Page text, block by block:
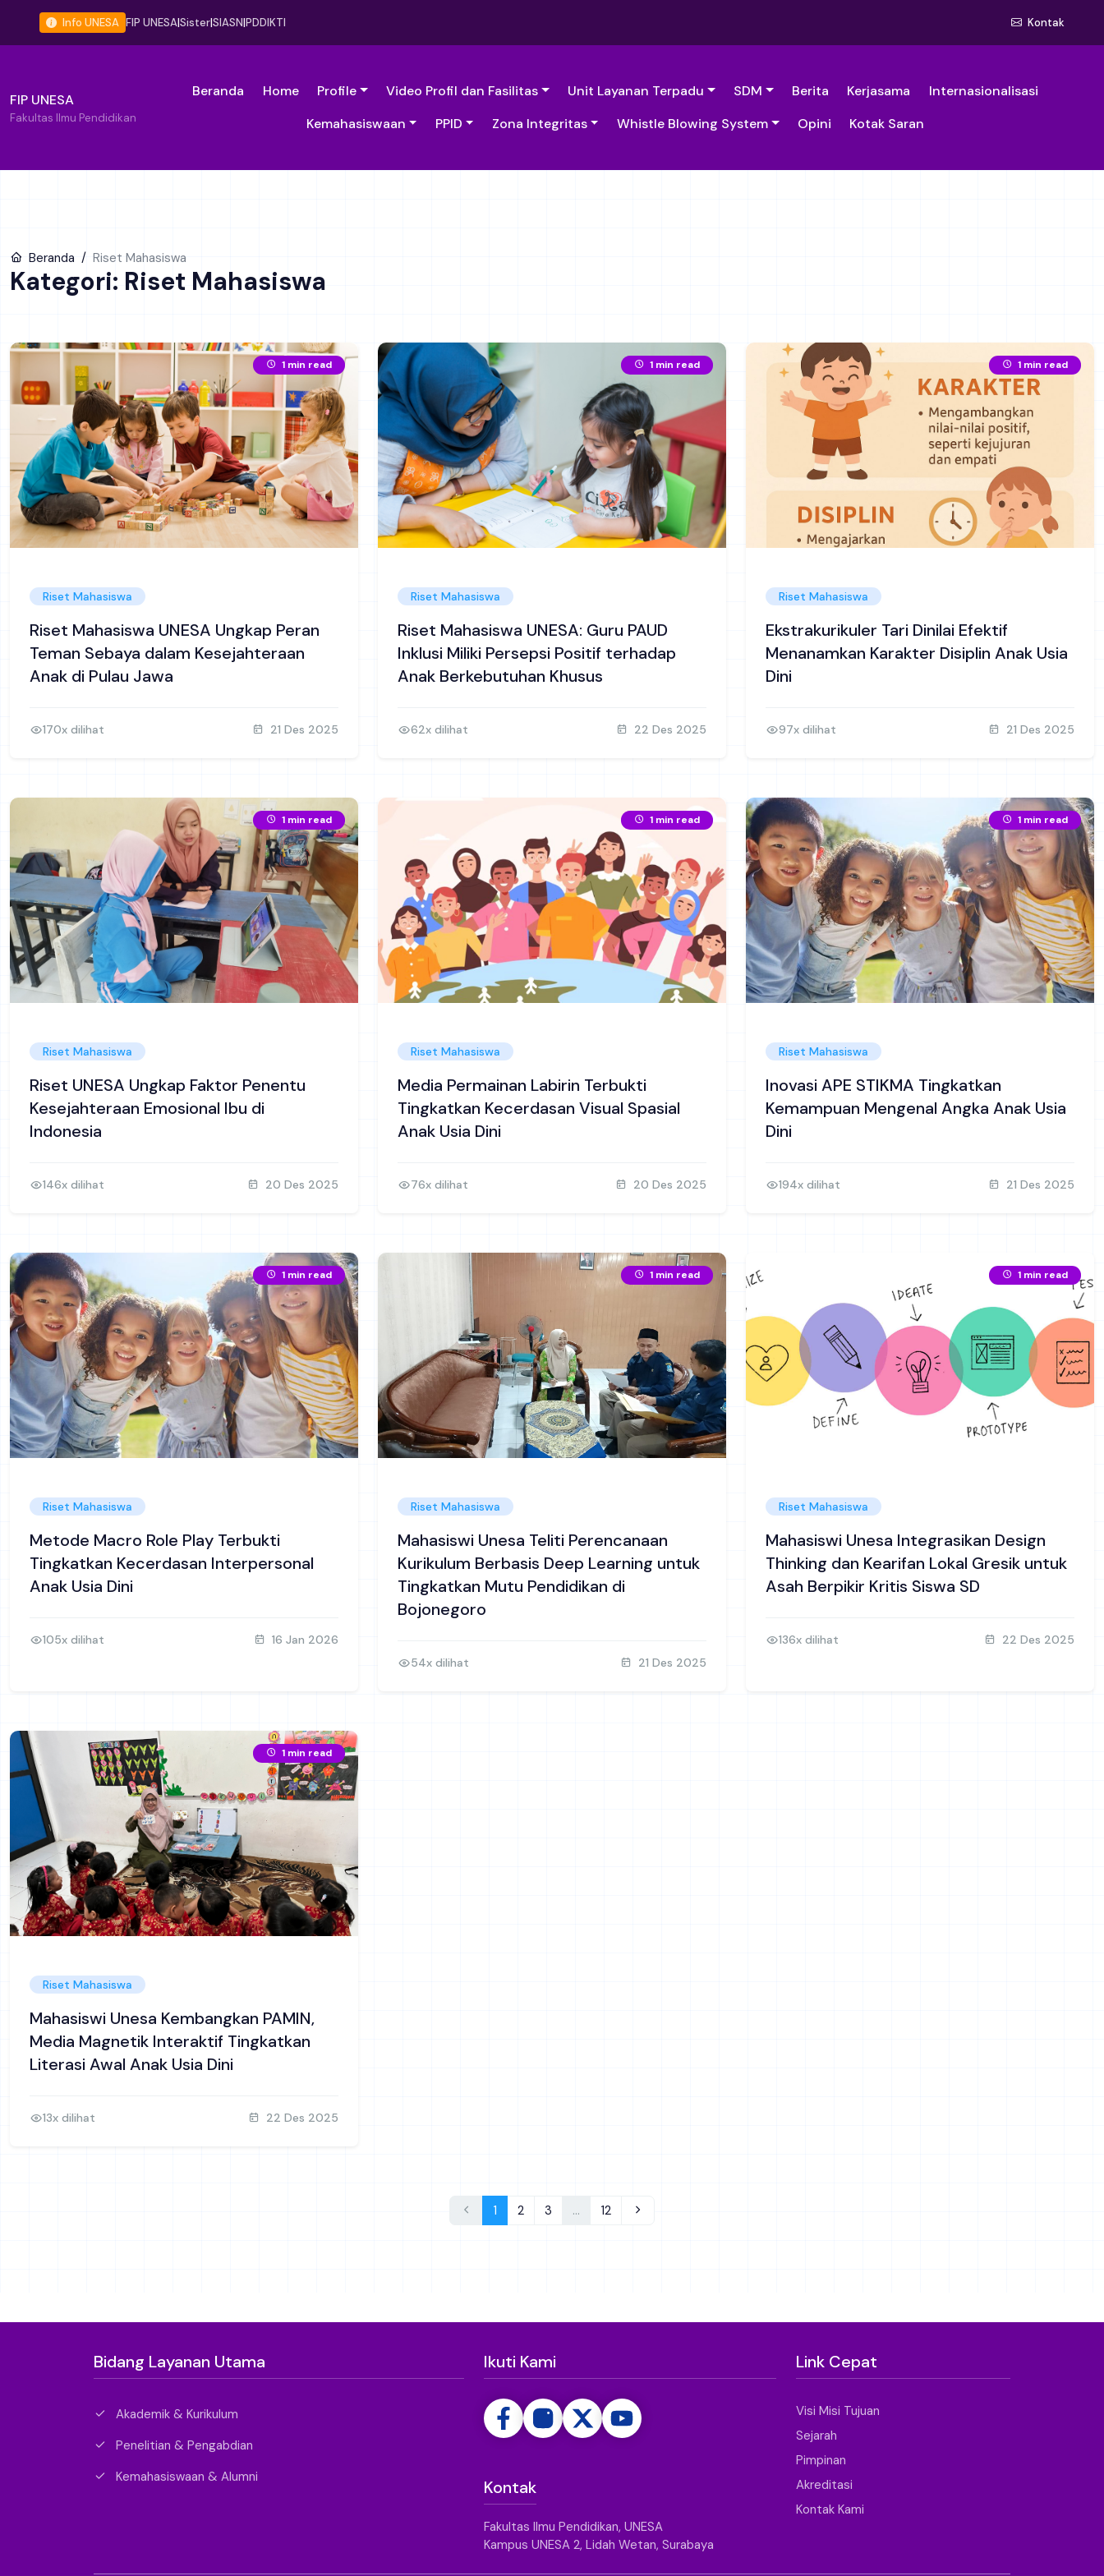
Info UNESA FIP UNESA|Sister|SIASN|PDDIKTI Kontak
FIP UNESA
Fakultas Ilmu Pendidikan
Beranda Home Profile Video Profil dan Fasilitas Unit Layanan Terpadu SDM Berita Kerjasama
Internasionalisasi
Kemahasiswaan
PPID Zona Integritas Whistle Blowing System Opini Kotak Saran
Beranda Riset Mahasiswa
Kategori: Riset Mahasiswa
1 min read
Riset Mahasiswa
Riset Mahasiswa UNESA Ungkap Peran
Teman Sebaya dalam Kesejahteraan
Anak di Pulau Jawa
170x dilihat 21 Des 2025
1 min read
Riset Mahasiswa
Riset Mahasiswa UNESA: Guru PAUD
Inklusi Miliki Persepsi Positif terhadap
Anak Berkebutuhan Khusus
62x dilihat 22 Des 2025
1 min read
Riset Mahasiswa
Ekstrakurikuler Tari Dinilai Efektif
Menanamkan Karakter Disiplin Anak Usia
Dini
97x dilihat 21 Des 2025
1 min read
Riset Mahasiswa
Riset UNESA Ungkap Faktor Penentu
Kesejahteraan Emosional Ibu di
Indonesia
146x dilihat 20 Des 2025
1 min read
Riset Mahasiswa
Media Permainan Labirin Terbukti
Tingkatkan Kecerdasan Visual Spasial
Anak Usia Dini
76x dilihat 20 Des 2025
1 min read
Riset Mahasiswa
Inovasi APE STIKMA Tingkatkan
Kemampuan Mengenal Angka Anak Usia
Dini
194x dilihat 21 Des 2025
1 min read
Riset Mahasiswa
Metode Macro Role Play Terbukti
Tingkatkan Kecerdasan Interpersonal
Anak Usia Dini
105x dilihat 16 Jan 2026
1 min read
Riset Mahasiswa
Mahasiswi Unesa Teliti Perencanaan
Kurikulum Berbasis Deep Learning untuk
Tingkatkan Mutu Pendidikan di
Bojonegoro
54x dilihat 21 Des 2025
1 min read
Riset Mahasiswa
Mahasiswi Unesa Integrasikan Design
Thinking dan Kearifan Lokal Gresik untuk
Asah Berpikir Kritis Siswa SD
136x dilihat 22 Des 2025
1 min read
Riset Mahasiswa
Mahasiswi Unesa Kembangkan PAMIN,
Media Magnetik Interaktif Tingkatkan
Literasi Awal Anak Usia Dini
13x dilihat 22 Des 2025
1 2 3 … 12
Bidang Layanan Utama
Akademik & Kurikulum
Penelitian & Pengabdian
Kemahasiswaan & Alumni
Ikuti Kami
Kontak
Fakultas Ilmu Pendidikan, UNESA
Kampus UNESA 2, Lidah Wetan, Surabaya
Link Cepat
Visi Misi Tujuan
Sejarah
Pimpinan
Akreditasi
Kontak Kami